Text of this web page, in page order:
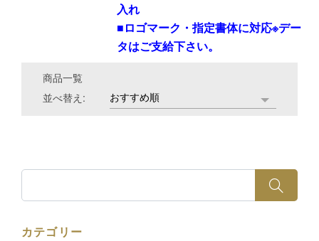
入れ
■ロゴマーク・指定書体に対応※デー
タはご支給下さい。
商品一覧
並べ替え:
カテゴリー